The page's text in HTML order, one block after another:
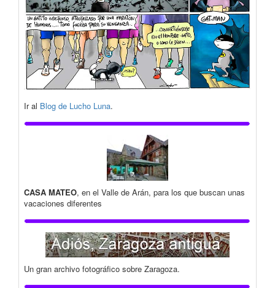
Ir al Blog de Lucho Luna.
CASA MATEO, en el Valle de Arán, para los que buscan unas
vacaciones diferentes
Un gran archivo fotográfico sobre Zaragoza.